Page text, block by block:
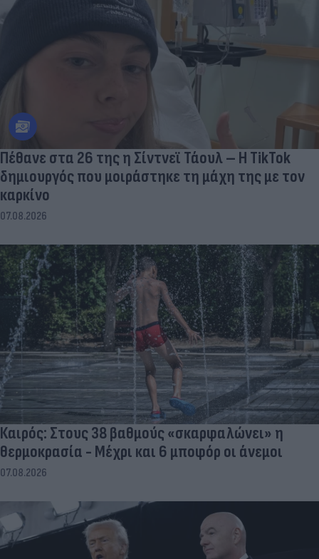
Πέθανε στα 26 της η Σίντνεϊ Τάουλ – Η TikTok
δημιουργός που μοιράστηκε τη μάχη της με τον
καρκίνο
07.08.2026
Καιρός: Στους 38 βαθμούς «σκαρφαλώνει» η
θερμοκρασία - Μέχρι και 6 μποφόρ οι άνεμοι
07.08.2026